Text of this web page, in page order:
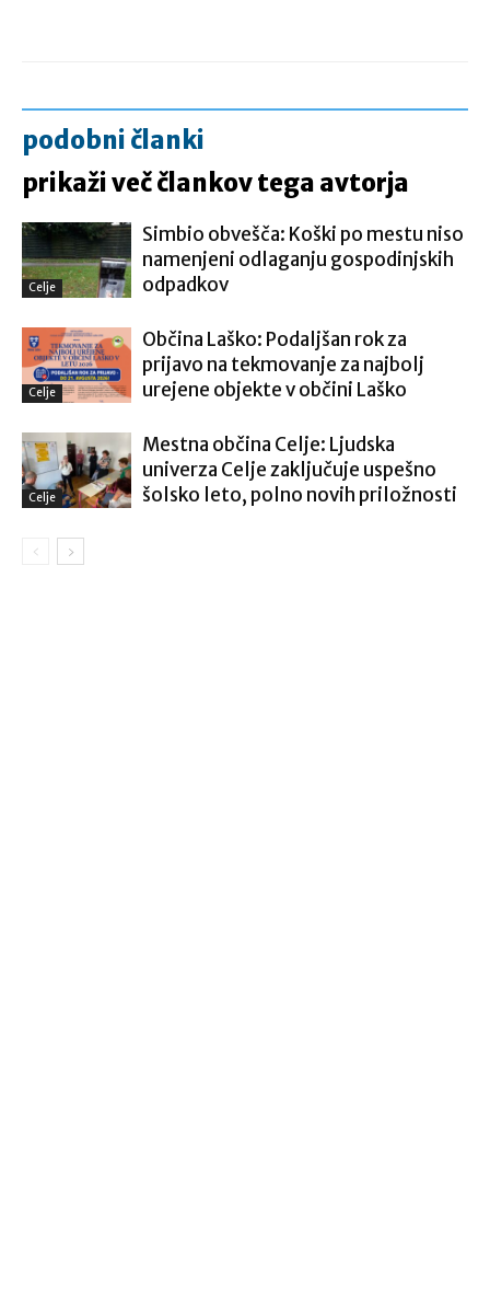
podobni članki
prikaži več člankov tega avtorja
Celje
Simbio obvešča: Koški po mestu niso
namenjeni odlaganju gospodinjskih
odpadkov
Celje
Občina Laško: Podaljšan rok za
prijavo na tekmovanje za najbolj
urejene objekte v občini Laško
Celje
Mestna občina Celje: Ljudska
univerza Celje zaključuje uspešno
šolsko leto, polno novih priložnosti